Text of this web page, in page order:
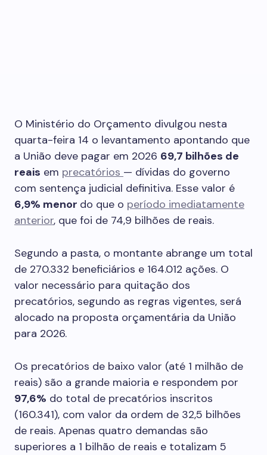
O Ministério do Orçamento divulgou nesta
quarta-feira 14 o levantamento apontando que
a União deve pagar em 2026 69,7 bilhões de
reais em precatórios — dívidas do governo
com sentença judicial definitiva. Esse valor é
6,9% menor do que o período imediatamente
anterior, que foi de 74,9 bilhões de reais.
Segundo a pasta, o montante abrange um total
de 270.332 beneficiários e 164.012 ações. O
valor necessário para quitação dos
precatórios, segundo as regras vigentes, será
alocado na proposta orçamentária da União
para 2026.
Os precatórios de baixo valor (até 1 milhão de
reais) são a grande maioria e respondem por
97,6% do total de precatórios inscritos
(160.341), com valor da ordem de 32,5 bilhões
de reais. Apenas quatro demandas são
superiores a 1 bilhão de reais e totalizam 5